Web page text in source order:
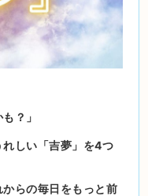
？」
しい「吉夢」を4つ
らの毎日をもっと前